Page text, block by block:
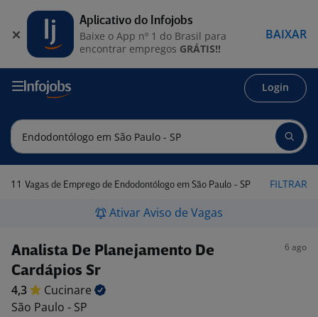
Login
11 Vagas de Emprego de Endodontólogo em São Paulo - SP FILTRAR
Ativar Aviso de Vagas
Analista De Planejamento De
Cardápios Sr
6 ago
4,3
Cucinare
São Paulo - SP
Aplicativo do Infojobs
Baixe o App nº 1 do Brasil para
encontrar empregos GRÁTIS!!
BAIXAR